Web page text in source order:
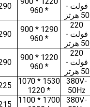
فولت -
50 هرتز
* 960
220
فولت -
50 هرتز
1290 * 900
* 960
220
فولت -
50 هرتز
1220 * 900
* 960
380V-
50Hz
1530 * 1070
* 1220
380V-
1700 * 1100